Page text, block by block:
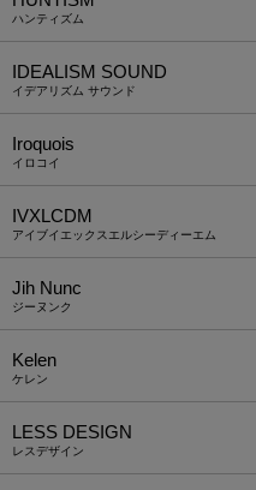
ハンティズム
IDEALISM SOUND
イデアリズム サウンド
Iroquois
イロコイ
IVXLCDM
アイブイエックスエルシーディーエム
Jih Nunc
ジーヌンク
Kelen
ケレン
LESS DESIGN
レスデザイン